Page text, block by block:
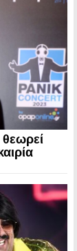
θεωρεί